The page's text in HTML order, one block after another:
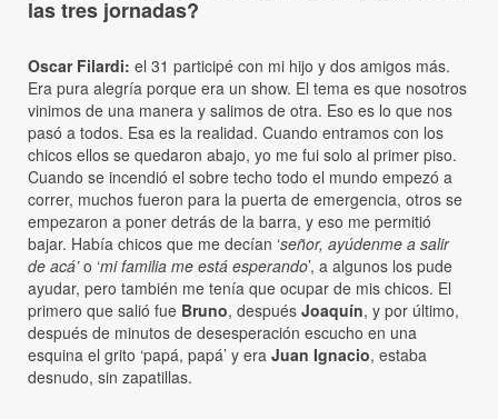
las tres jornadas?
Oscar Filardi: el 31 participé con mi hijo y dos amigos más.
Era pura alegría porque era un show. El tema es que nosotros
vinimos de una manera y salimos de otra. Eso es lo que nos
pasó a todos. Esa es la realidad. Cuando entramos con los
chicos ellos se quedaron abajo, yo me fui solo al primer piso.
Cuando se incendió el sobre techo todo el mundo empezó a
correr, muchos fueron para la puerta de emergencia, otros se
empezaron a poner detrás de la barra, y eso me permitió
bajar. Había chicos que me decían ‘señor, ayúdenme a salir
de acá’o ‘mi familia me está esperando’, a algunos los pude
ayudar, pero también me tenía que ocupar de mis chicos. El
primero que salió fue Bruno, después Joaquín, y por último,
después de minutos de desesperación escucho en una
esquina el grito ‘papá, papá’ y era Juan Ignacio, estaba
desnudo, sin zapatillas.